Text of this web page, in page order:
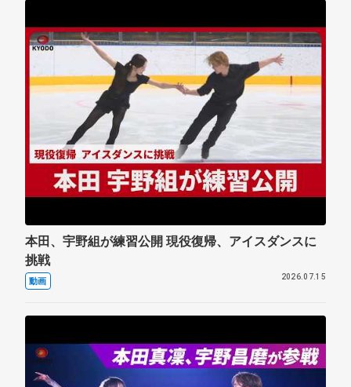
本田、宇野組が練習公開 現役復帰、アイスダンスに
挑戦
動画 2026.07.15